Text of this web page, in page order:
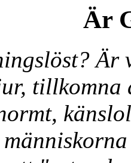
Är
Är
tillkomna